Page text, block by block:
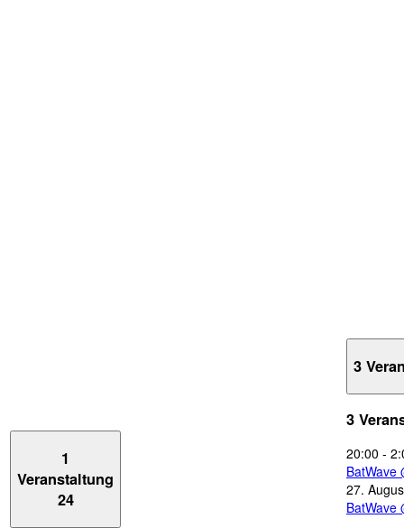
1
Veranstaltung
24
3
3
20:00 -
BatWave
27.
BatWave